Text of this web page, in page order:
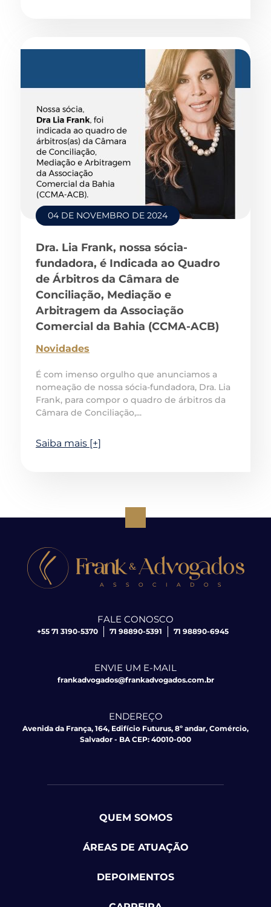
04 DE NOVEMBRO DE 2024
Dra. Lia Frank, nossa sócia-
fundadora, é Indicada ao Quadro
de Árbitros da Câmara de
Conciliação, Mediação e
Arbitragem da Associação
Comercial da Bahia (CCMA-ACB)
Novidades
É com imenso orgulho que anunciamos a
nomeação de nossa sócia-fundadora, Dra. Lia
Frank, para compor o quadro de árbitros da
Câmara de Conciliação,...
Saiba mais [+]
FALE CONOSCO
+55 71 3190-5370 71 98890-5391 71 98890-6945
ENVIE UM E-MAIL
frankadvogados@frankadvogados.com.br
ENDEREÇO
Avenida da França, 164, Edifício Futurus, 8º andar, Comércio,
Salvador - BA CEP: 40010-000
QUEM SOMOS
ÁREAS DE ATUAÇÃO
DEPOIMENTOS